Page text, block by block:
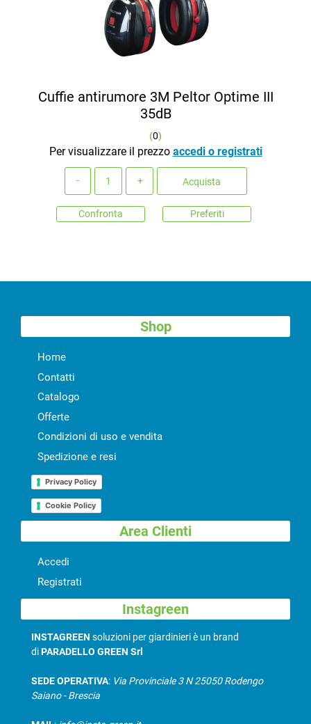
Cuffie antirumore 3M Peltor Optime III
35dB
(0)
Per visualizzare il prezzo accedi o registrati
Acquista
Confronta Preferiti
Shop
Home
Contatti
Catalogo
Offerte
Condizioni di uso e vendita
Spedizione e resi
Privacy Policy
Cookie Policy
Area Clienti
Accedi
Registrati
Instagreen
INSTAGREEN soluzioni per giardinieri è un brand
diPARADELLO GREEN Srl
SEDE OPERATIVA: Via Provinciale 3 N 25050 Rodengo
Saiano - Brescia